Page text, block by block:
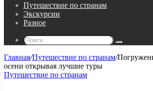
Путешествие по странам
Экскурсии
Разное
Поиск...
Главная/Путешествие по странам/
осени открывая лучшие туры
Путешествие по странам